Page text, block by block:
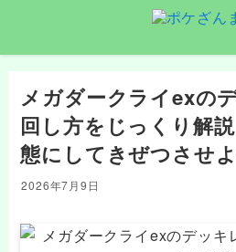
メガダークライexの
回し方をじっくり解
態にしてきぜつさせよ
2026年7月9日